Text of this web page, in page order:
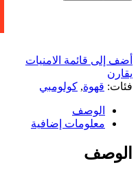
أضف إلى قائمة الامنيات
يقارن
فئات: قهوة, كولومبي
الوصف
معلومات إضافية
الوصف